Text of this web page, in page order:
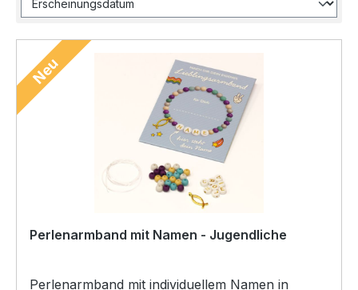
Neu
Perlenarmband mit Namen - Jugendliche
Perlenarmband mit individuellem Namen in